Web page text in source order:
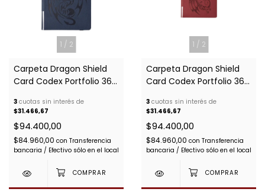
1 / 2
Carpeta Dragon Shield
Card Codex Portfolio 360:
3 cuotas sin interés de
$31.466,67
$94.400,00
$84.960,00 con Transferencia
bancaria / Efectivo sólo en el local
1 / 2
Carpeta Dragon Shield
Card Codex Portfolio 360:
3 cuotas sin interés de
$31.466,67
$94.400,00
$84.960,00 con Transferencia
bancaria / Efectivo sólo en el local